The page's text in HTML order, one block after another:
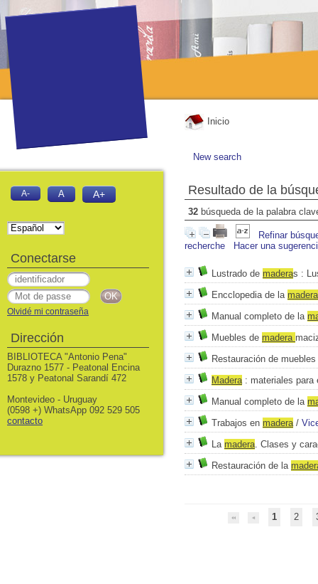
Inicio
New search
Resultado de la
32 búsqueda de la palabra
Refinar
recherche
Hacer una
Lustrado de maderas :
Encclopedia de la madera
Manual completo de la
Muebles de madera
Restauración de
Madera: materiales para
Manual completo de la
Trabajos en madera/
La madera. Clases y
Restauración de la made
1 2
A- A A+
Conectarse
Olvidé mi contraseña
Dirección
BIBLIOTECA "Antonio Pena"
Durazno 1577 - Peatonal Encina
1578 y Peatonal Sarandí 472
Montevideo - Uruguay
(0598 +) WhatsApp 092 529 505
contacto